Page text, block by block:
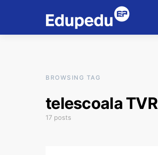
BROWSING TAG
telescoala TVR
17 posts